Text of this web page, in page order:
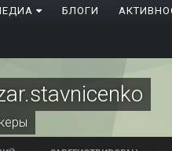
БЛОГИ